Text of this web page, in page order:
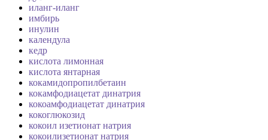
иланг-иланг
имбирь
инулин
календула
кедр
кислота лимонная
кислота янтарная
кокамидопропилбетаин
кокамфодиацетат динатрия
кокоамфодиацетат динатрия
кокоглюкозид
кокоил изетионат натрия
кокоилизетионат натрия